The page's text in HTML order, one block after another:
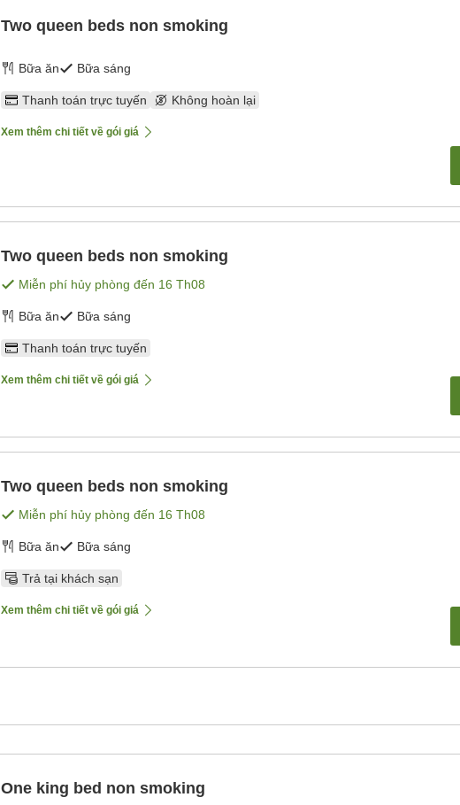
Two queen beds non smoking
Bữa ăn Bữa sáng
Thanh toán trực tuyến Không hoàn lại
Xem thêm chi tiết về gói giá
Two queen beds non smoking
Miễn phí hủy phòng đến 16 Th08
Bữa ăn Bữa sáng
Thanh toán trực tuyến
Xem thêm chi tiết về gói giá
Two queen beds non smoking
Miễn phí hủy phòng đến 16 Th08
Bữa ăn Bữa sáng
Trả tại khách sạn
Xem thêm chi tiết về gói giá
One king bed non smoking